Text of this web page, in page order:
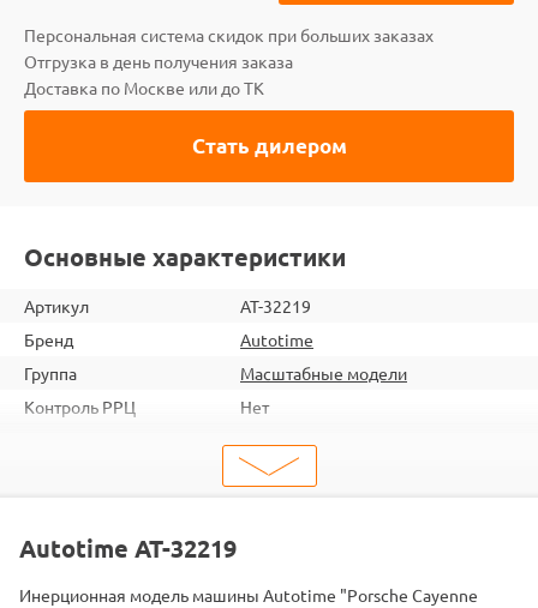
Персональная система скидок при больших заказах
Отгрузка в день получения заказа
Доставка по Москве или до ТК
Стать дилером
Основные характеристики
Артикул
AT-32219
Бренд
Autotime
Группа
Масштабные модели
Контроль РРЦ
Нет
2000000005508
Масштабные модели
Autotime AT-32219
Инерционная модель машины Autotime "Porsche Cayenne